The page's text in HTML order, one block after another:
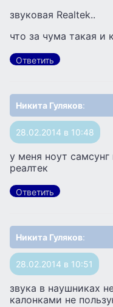
звуковая Realtek..
что за чума такая и
Ответить
Никита Гуляков:
28.02.2014 в 10:48
у меня ноут
реалтек
Ответить
Никита Гуляков:
28.02.2014 в 10:51
звука в наушниках
калонками не